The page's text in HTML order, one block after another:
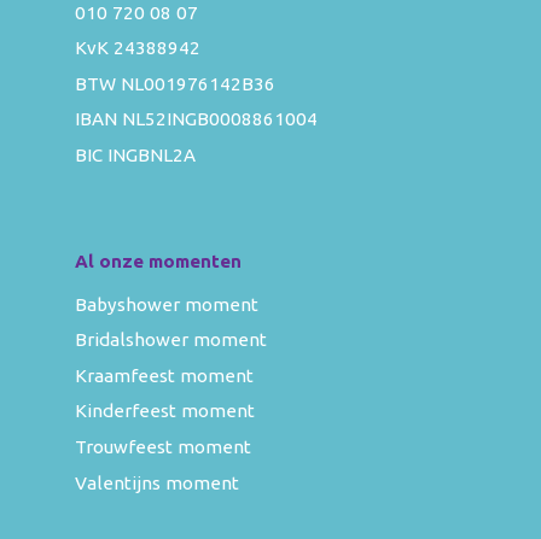
010 720 08 07
KvK 24388942
BTW NL001976142B36
IBAN NL52INGB0008861004
BIC INGBNL2A
Al onze momenten
Babyshower moment
Bridalshower moment
Kraamfeest moment
Kinderfeest moment
Trouwfeest moment
Valentijns moment